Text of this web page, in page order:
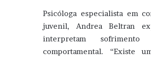
Psicóloga especialista em
juvenil, Andrea Beltran
interpretam
comportamental. “Existe